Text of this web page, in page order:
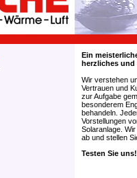
Ein
herzliches und
Wir verstehen
Vertrauen und
zur Aufgabe
besonderem
behandeln.
Vorstellungen
Solaranlage.
ab und stellen
Testen Sie uns!